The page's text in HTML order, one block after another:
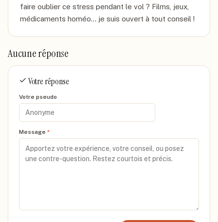
faire oublier ce stress pendant le vol ? Films, jeux,
médicaments homéo... je suis ouvert à tout conseil !
Aucune réponse
Votre réponse
Votre pseudo
Message *